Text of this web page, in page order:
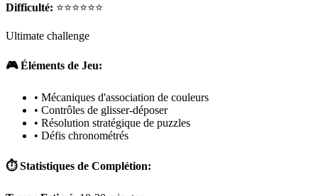
Difficulté: ⭐⭐⭐⭐⭐⭐
Ultimate challenge
🎮 Éléments de Jeu:
• Mécaniques d'association de couleurs
• Contrôles de glisser-déposer
• Résolution stratégique de puzzles
• Défis chronométrés
⏱️ Statistiques de Complétion: